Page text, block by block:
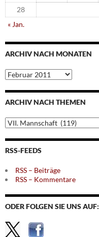
28
« Jan.
ARCHIV NACH MONATEN
Archiv
nach
Monaten
ARCHIV NACH THEMEN
Archiv
nach
Themen
RSS-FEEDS
RSS – Beiträge
RSS – Kommentare
ODER FOLGEN SIE UNS AUF: